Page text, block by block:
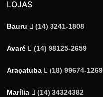
LOJAS
Bauru (14) 3241-1808
Avaré (14) 98125-2659
Araçatuba (18) 99674-1269
Marília (14) 34324382